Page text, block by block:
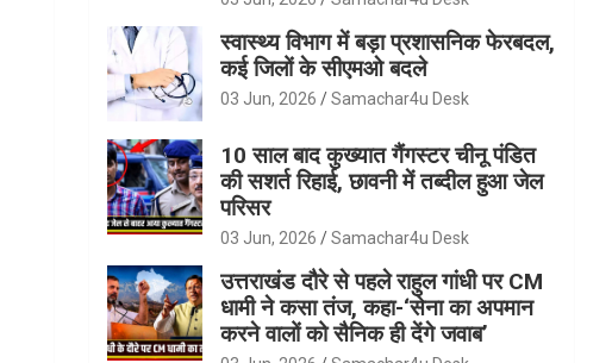
स्वास्थ्य विभाग में बड़ा प्रशासनिक फेरबदल,
कई जिलों के सीएमओ बदले
03 Jun, 2026 Samachar4u Desk
10 साल बाद कुख्यात गैंगस्टर चीनू पंडित
की सशर्त रिहाई, छावनी में तब्दील हुआ जेल
परिसर
03 Jun, 2026 Samachar4u Desk
उत्तराखंड दौरे से पहले राहुल गांधी पर CM
धामी ने कसा तंज, कहा-‘सेना का अपमान
करने वालों को सैनिक ही देंगे जवाब’